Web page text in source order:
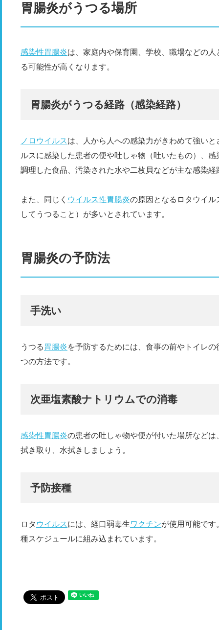
胃腸炎がうつる場所
感染性胃腸炎は、家庭内や保育園、学校、職場などの
る可能性が高くなります。
胃腸炎がうつる経路（感染経路）
ノロウイルスは、人から人への感染力がきわめて強いと
ルスに感染した患者の便や吐しゃ物（吐いたもの）、
調理した食品、汚染された水や二枚貝などが主な感染経
また、同じく ウイルス性胃腸炎の原因となるロタウイ
してうつること）が多いとされています。
胃腸炎の予防法
手洗い
うつる 胃腸炎を予防するためには、食事の前やトイレ
つの方法です。
次亜塩素酸ナトリウムでの消毒
感染性胃腸炎の患者の吐しゃ物や便が付いた場所など
拭き取り、水拭きしましょう。
予防接種
ロタ ウイルスには、経口弱毒生ワクチンが使用可能です
種スケジュールに組み込まれています。